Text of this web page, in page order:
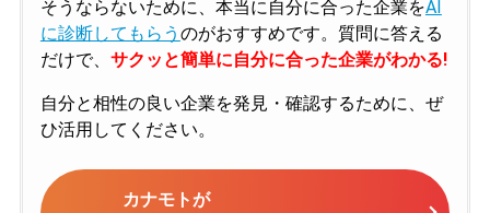
そうならないために、本当に自分に合った企業をAI
に診断してもらう のがおすすめです。質問に答える
だけで、 サクッと簡単に自分に合った企業がわかる!
自分と相性の良い企業を発見・確認するために、ぜ
ひ活用してください。
カナモトが